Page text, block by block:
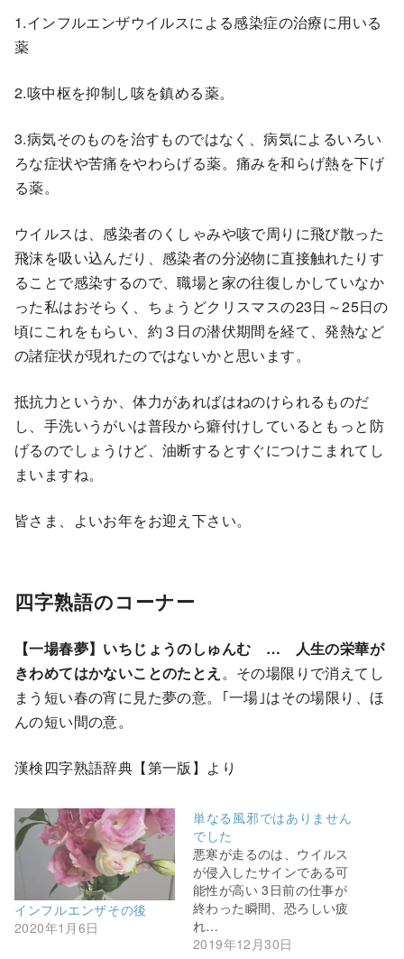
1.インフルエンザウイルスによる感染症の治療に用いる
薬
2.咳中枢を抑制し咳を鎮める薬。
3.病気そのものを治すものではなく、病気によるいろい
ろな症状や苦痛をやわらげる薬。痛みを和らげ熱を下げ
る薬。
ウイルスは、感染者のくしゃみや咳で周りに飛び散った
飛沫を吸い込んだり、感染者の分泌物に直接触れたりす
ることで感染するので、職場と家の往復しかしていなか
った私はおそらく、ちょうどクリスマスの23日～25日の
頃にこれをもらい、約３日の潜伏期間を経て、発熱など
の諸症状が現れたのではないかと思います。
抵抗力というか、体力があればはねのけられるものだ
し、手洗いうがいは普段から癖付けしているともっと防
げるのでしょうけど、油断するとすぐにつけこまれてし
まいますね。
皆さま、よいお年をお迎え下さい。
四字熟語のコーナー
【一場春夢】いちじょうのしゅんむ … 人生の栄華が
きわめてはかないことのたとえ 。その場限りで消えてし
まう短い春の宵に見た夢の意。｢一場｣はその場限り、ほ
んの短い間の意。
漢検四字熟語辞典【第一版】より
インフルエンザその後
2020年1月6日
単なる風邪ではありません
でした
悪寒が走るのは、ウイルス
が侵入したサインである可
能性が高い 3日前の仕事が
終わった瞬間、恐ろしい疲
れ…
2019年12月30日